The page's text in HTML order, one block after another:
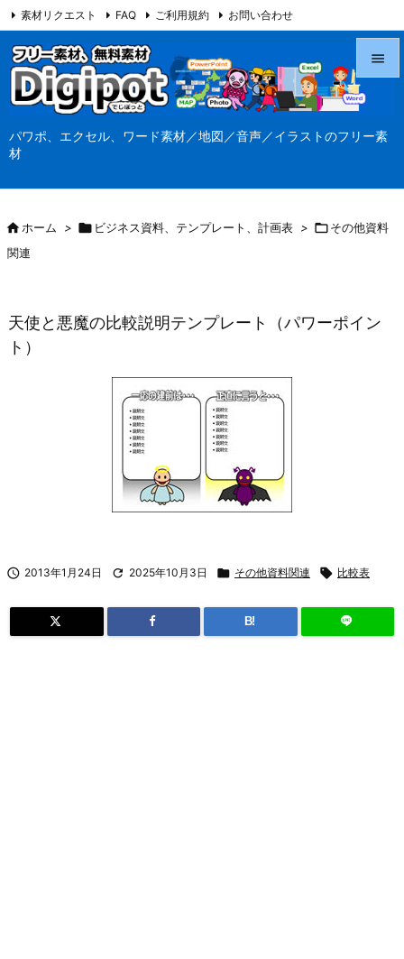
パワポ、エクセル、ワード素材／地図／音声／イラストのフリー素
材




素材リクエスト FAQ ご利用規約 お問い合わせ
当サイト（Digipot.net）について
ホーム >  ビジネス資料、テンプレート、計画表 > その他資料
関連
天使と悪魔の比較説明テンプレート（パワーポイン
ト）
 2013年1月24日  2025年10月3日  その他資料関連  比較表
B!